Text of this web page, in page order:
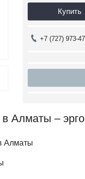
Купить
+7 (727) 973-
Алматы –
Алматы